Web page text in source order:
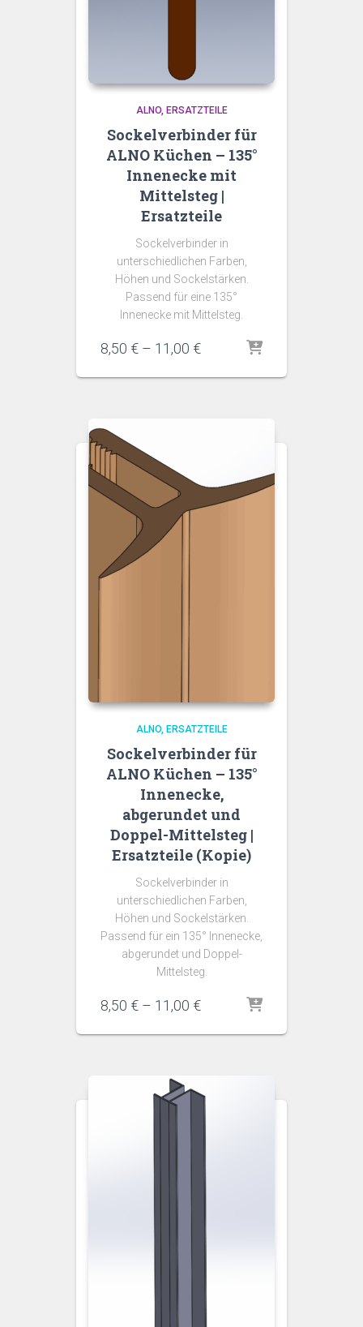
ALNO ERSATZTEILE
Sockelverbinder für
ALNO Küchen – 135°
Innenecke mit
Mittelsteg |
Ersatzteile
Sockelverbinder in
unterschiedlichen Farben,
Höhen und Sockelstärken.
Passend für eine 135°
Innenecke mit Mittelsteg.
8,50 € – 11,00 €Preisspanne:
bis
ALNO ERSATZTEILE
Sockelverbinder für
ALNO Küchen – 135°
Innenecke,
abgerundet und
Doppel-Mittelsteg |
Ersatzteile (Kopie)
Sockelverbinder in
unterschiedlichen Farben,
Höhen und Sockelstärken.
Passend für ein 135° Innenecke,
abgerundet und Doppel-
Mittelsteg.
8,50 € – 11,00 €Preisspanne:
bis